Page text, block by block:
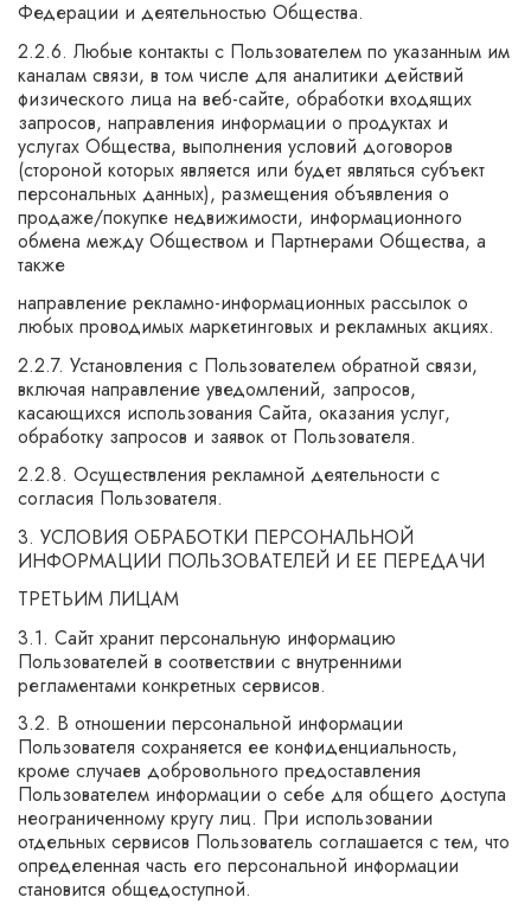
Федерации и деятельностью Общества.
2.2.6. Любые контакты с Пользователем по указанным им
каналам связи, в том числе для аналитики действий
физического лица на веб-сайте, обработки входящих
запросов, направления информации о продуктах и
услугах Общества, выполнения условий договоров
(стороной которых является или будет являться субъект
персональных данных), размещения объявления о
продаже/покупке недвижимости, информационного
обмена между Обществом и Партнерами Общества, а
также
направление рекламно-информационных рассылок о
любых проводимых маркетинговых и рекламных акциях.
2.2.7. Установления с Пользователем обратной связи,
включая направление уведомлений, запросов,
касающихся использования Сайта, оказания услуг,
обработку запросов и заявок от Пользователя.
2.2.8. Осуществления рекламной деятельности с
согласия Пользователя.
3. УСЛОВИЯ ОБРАБОТКИ ПЕРСОНАЛЬНОЙ
ИНФОРМАЦИИ ПОЛЬЗОВАТЕЛЕЙ И ЕЕ ПЕРЕДАЧИ
ТРЕТЬИМ ЛИЦАМ
3.1. Сайт хранит персональную информацию
Пользователей в соответствии с внутренними
регламентами конкретных сервисов.
3.2. В отношении персональной информации
Пользователя сохраняется ее конфиденциальность,
кроме случаев добровольного предоставления
Пользователем информации о себе для общего доступа
неограниченному кругу лиц. При использовании
отдельных сервисов Пользователь соглашается с тем, что
определенная часть его персональной информации
становится общедоступной.